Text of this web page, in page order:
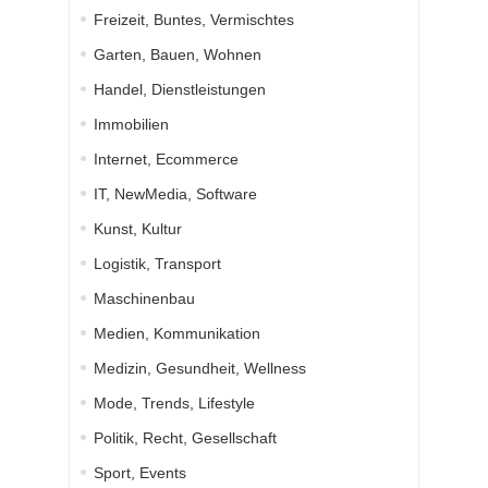
Freizeit, Buntes, Vermischtes
Garten, Bauen, Wohnen
Handel, Dienstleistungen
Immobilien
Internet, Ecommerce
IT, NewMedia, Software
Kunst, Kultur
Logistik, Transport
Maschinenbau
Medien, Kommunikation
Medizin, Gesundheit, Wellness
Mode, Trends, Lifestyle
Politik, Recht, Gesellschaft
Sport, Events